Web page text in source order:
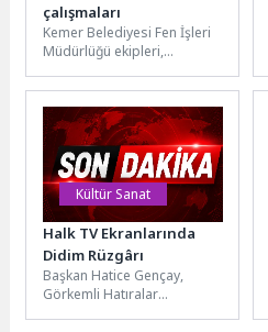
çalışmaları
Kemer Belediyesi Fen İşleri
Müdürlüğü ekipleri,
bakım ve onarım çalışmaları
gerçekleştiriyor. Yaz
aylarında...
Kültür Sanat
Halk TV Ekranlarında
Didim Rüzgârı
Başkan Hatice Gençay,
Görkemli Hatıralar